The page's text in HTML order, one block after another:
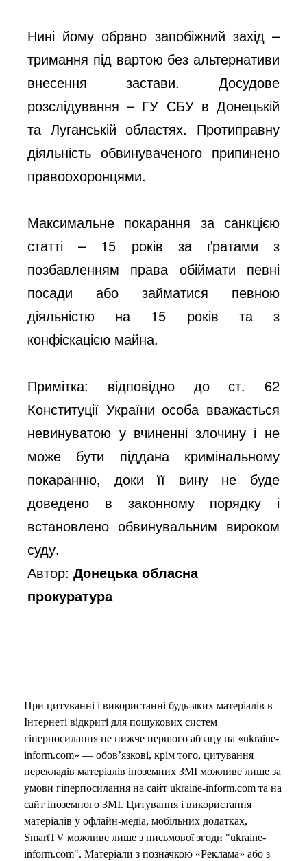
Нині йому обрано запобіжний захід –
тримання під вартою без альтернативи
внесення застави. Досудове
розслідування – ГУ СБУ в Донецькій
та Луганській областях. Протиправну
діяльність обвинуваченого припинено
правоохоронцями.
Максимальне покарання за санкцією
статті – 15 років за ґратами з
позбавленням права обіймати певні
посади або займатися певною
діяльністю на 15 років та з
конфіскацією майна.
Примітка: відповідно до ст. 62
Конституції України особа вважається
невинуватою у вчиненні злочину і не
може бути піддана кримінальному
покаранню, доки її вину не буде
доведено в законному порядку і
встановлено обвинувальним вироком
суду.
Автор:Донецька обласна
прокуратура
При цитуванні і використанні будь-яких матеріалів в
Інтернеті відкриті для пошукових систем
гіперпосилання не нижче першого абзацу на «ukraine-
inform.com» — обов’язкові, крім того, цитування
перекладів матеріалів іноземних ЗМІ можливе лише за
умови гіперпосилання на сайт ukraine-inform.com та на
сайт іноземного ЗМІ. Цитування і використання
матеріалів у офлайн-медіа, мобільних додатках,
SmartTV можливе лише з письмової згоди "ukraine-
inform.com". Матеріали з позначкою «Реклама» або з